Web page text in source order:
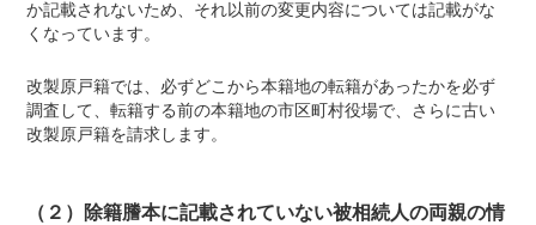
か記載されないため、それ以前の変更内容については記載がな
くなっています。
改製原戸籍では、必ずどこから本籍地の転籍があったかを必ず
調査して、転籍する前の本籍地の市区町村役場で、さらに古い
改製原戸籍を請求します。
（２）除籍謄本に記載されていない被相続人の両親の情